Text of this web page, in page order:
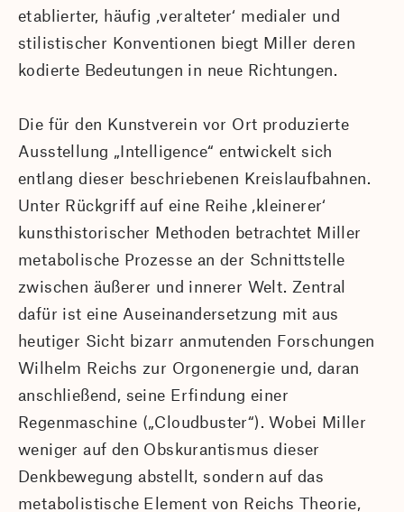
etablierter, häufig ‚veralteter‘ medialer und
stilistischer Konventionen biegt Miller deren
kodierte Bedeutungen in neue Richtungen.
Die für den Kunstverein vor Ort produzierte
Ausstellung „Intelligence“ entwickelt sich
entlang dieser beschriebenen Kreislaufbahnen.
Unter Rückgriff auf eine Reihe ‚kleinerer‘
kunsthistorischer Methoden betrachtet Miller
metabolische Prozesse an der Schnittstelle
zwischen äußerer und innerer Welt. Zentral
dafür ist eine Auseinandersetzung mit aus
heutiger Sicht bizarr anmutenden Forschungen
Wilhelm Reichs zur Orgonenergie und, daran
anschließend, seine Erfindung einer
Regenmaschine („Cloudbuster“). Wobei Miller
weniger auf den Obskurantismus dieser
Denkbewegung abstellt, sondern auf das
metabolistische Element von Reichs Theorie,